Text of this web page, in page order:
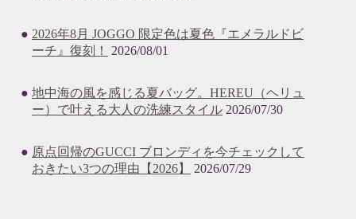
2026年8月 JOGGO 限定色は夏色『エメラルドビ
ーチ』復刻！
2026/08/01
地中海の風を感じる夏バッグ。HEREU（ヘリュ
ー）で叶える大人の洗練スタイル 2026/07/30
原点回帰のGUCCI ブロンディを今チェックして
おきたい3つの理由【2026】
2026/07/29